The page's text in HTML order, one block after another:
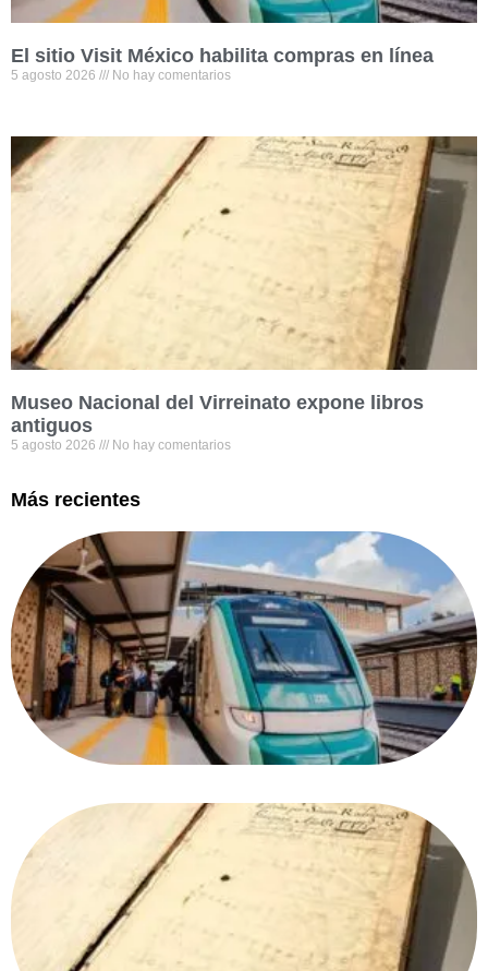
El sitio Visit México habilita compras en línea
5 agosto 2026 No hay comentarios
Museo Nacional del Virreinato expone libros
antiguos
5 agosto 2026 No hay comentarios
Más recientes